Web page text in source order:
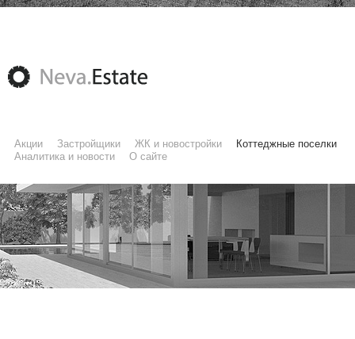
Акции Застройщики ЖК и новостройки
Коттеджные поселки
Аналитика и новости
О сайте